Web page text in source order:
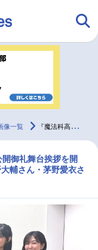
映画
コスプレ
無料マンガ
像一覧 『魔法科高校の劣等生 四葉継承編』公開御礼舞台挨拶公式レポート！
開御礼舞台挨拶を開
輔さん・茅野愛衣さ